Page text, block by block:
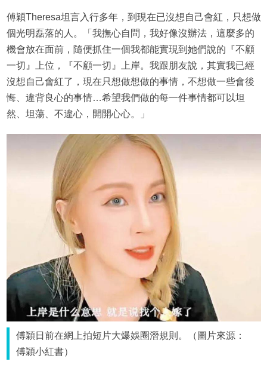
傅穎Theresa坦言入行多年，到現在已沒想自己會紅，只想做
個光明磊落的人。「我撫心自問，我好像沒辦法，這麼多的
機會放在面前，隨便抓住一個我都能實現到她們說的『不顧
一切』上位，『不顧一切』上岸。我跟朋友說，其實我已經
沒想自己會紅了，現在只想做想做的事情，不想做一些會後
悔、違背良心的事情…希望我們做的每一件事情都可以坦
然、坦蕩、不違心，開開心心。」
傅穎日前在網上拍短片大爆娛圈潛規則。（圖片來源：
傅穎小紅書）